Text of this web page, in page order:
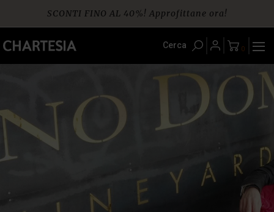
content
SCONTI FINO AL 40%! Approfittane ora!
Spedizione gratuita per ordini da € 60
Cerca 0